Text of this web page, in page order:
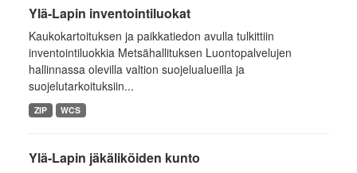
Ylä-Lapin inventointiluokat
Kaukokartoituksen ja paikkatiedon avulla tulkittiin
inventointiluokkia Metsähallituksen Luontopalvelujen
hallinnassa olevilla valtion suojelualueilla ja
suojelutarkoituksiin...
ZIP WCS
Ylä-Lapin jäkäliköiden kunto